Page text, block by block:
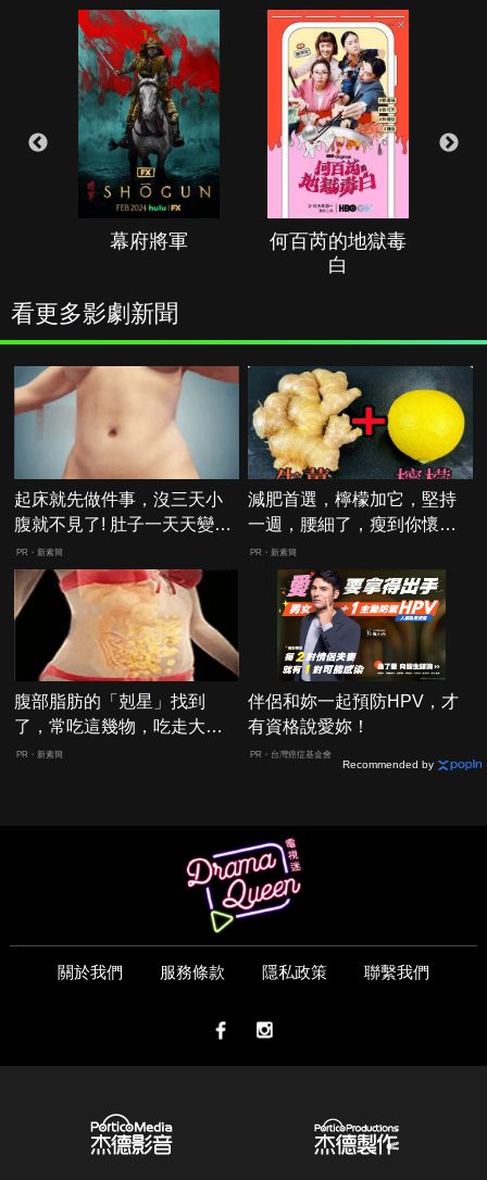
幕府將軍
何百芮的地獄毒
白
看更多影劇新聞
起床就先做件事，沒三天小
腹就不見了! 肚子一天天變
小！
PR・新素簡
減肥首選，檸檬加它，堅持
一週，腰細了，瘦到你懷疑
人生
PR・新素簡
腹部脂肪的「剋星」找到
了，常吃這幾物，吃走大肚
囊，瘦出小蠻腰
PR・新素簡
伴侶和妳一起預防HPV，才
有資格說愛妳！
PR・台灣癌症基金會
Recommended by
關於我們 服務條款 隱私政策 聯繫我們